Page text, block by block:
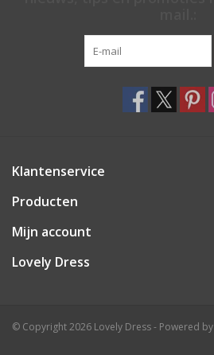
Klantenservice
Producten
Mijn account
Lovely Dress
© Copyright 2026 Lovely Dress - Powered by